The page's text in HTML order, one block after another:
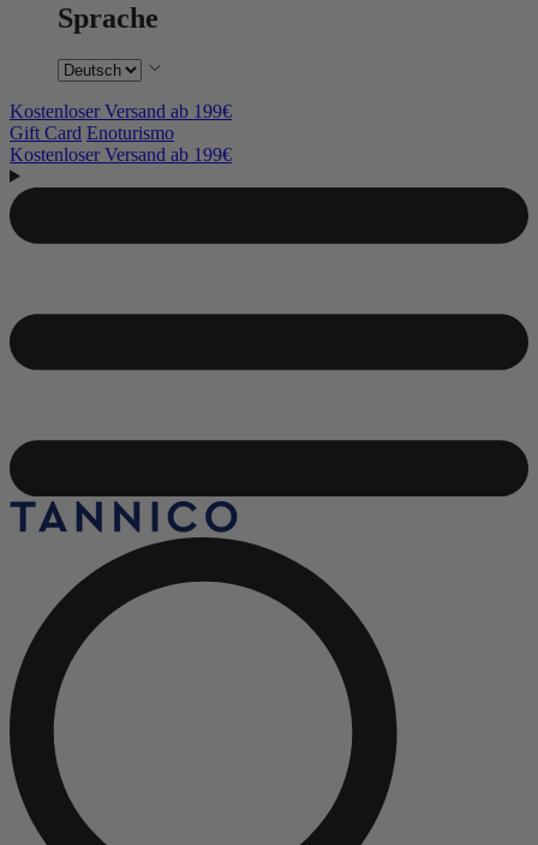
Sprache
Kostenloser Versand ab 199€
Gift Card Enoturismo
Kostenloser Versand ab 199€